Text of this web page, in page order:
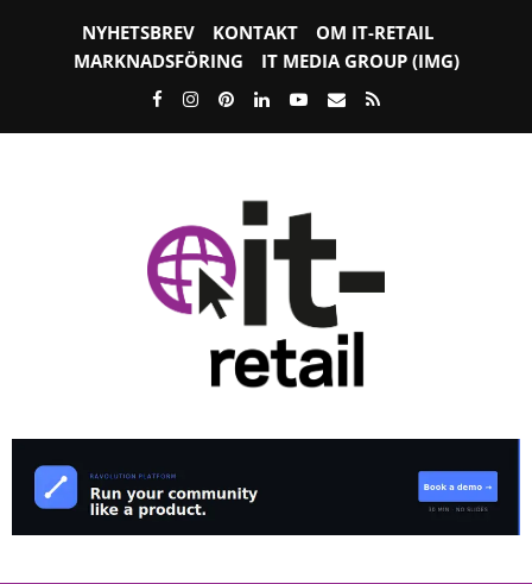
NYHETSBREV KONTAKT
OM IT-RETAIL
MARKNADSFÖRING
IT MEDIA GROUP (IMG)